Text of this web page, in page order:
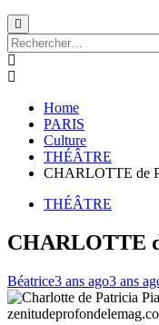
Rechercher :
Home
PARIS
Culture
THÉÂTRE
CHARLOTTE de
THÉÂTRE
CHARLOTTE
Béatrice3 ans ago3 ans